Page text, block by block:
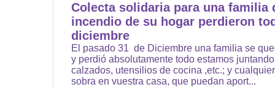
Colecta solidaria para una familia
incendio de su hogar perdieron
diciembre
El pasado 31 de Diciembre una familia se
y perdió absolutamente todo estamos
calzados, utensilios de cocina ,etc.; y
sobra en vuestra casa, que puedan aport...